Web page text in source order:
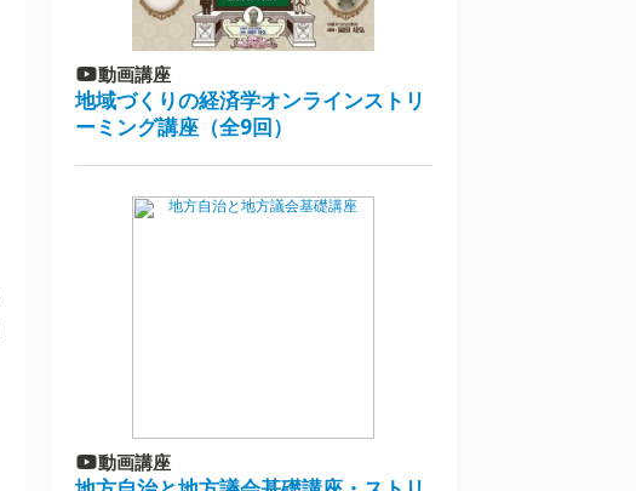
動画講座
地域づくりの経済学オンラインストリ
ーミング講座（全9回）
動画講座